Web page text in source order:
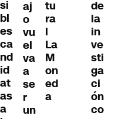
si
bl
es
ca
nd
id
at
as
a
aj
o
vu
el
va
a
se
r
un
tu
ra
l
La
M
on
ed
a
de
la
in
ve
sti
ga
ci
ón
co